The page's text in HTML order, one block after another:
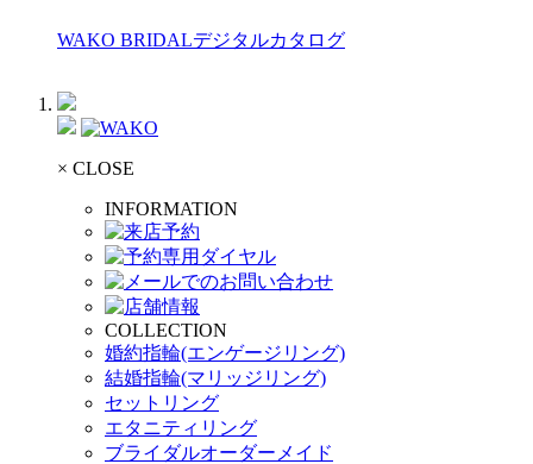
WAKO BRIDALデジタルカタログ
× CLOSE
INFORMATION
COLLECTION
婚約指輪(エンゲージリング)
結婚指輪(マリッジリング)
セットリング
エタニティリング
ブライダルオーダーメイド